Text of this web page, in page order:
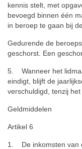
kennis stelt, met
bevoegd binnen één
in beroep te gaan bij
Gedurende de
geschorst. Een
5. Wanneer het
eindigt, blijft de
verschuldigd, tenzij
Geldmiddelen
Artikel 6
1. De inkomsten van